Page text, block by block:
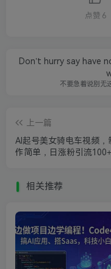
点赞 6
Don’t hurry say have
不要急着说别无
上一篇
AI起号美女骑电车视频，
作简单，日涨粉引流100+
相关推荐